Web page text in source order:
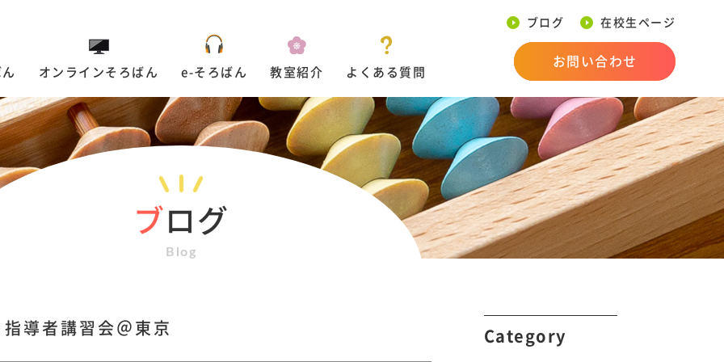
オンラインそろばん e-そろばん 教室紹介 よくある質問
ブログ 在校生ページ
お問い合わせ
ブログ
Blog
指導者講習会＠東京 Category